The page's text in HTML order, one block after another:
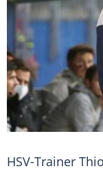
HSV-Trainer